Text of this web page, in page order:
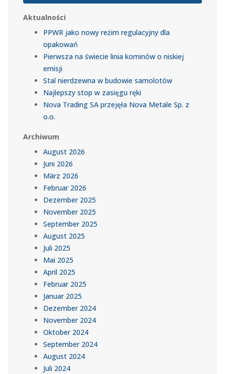
Aktualności
PPWR jako nowy reżim regulacyjny dla
opakowań
Pierwsza na świecie linia kominów o niskiej
emisji
Stal nierdzewna w budowie samolotów
Najlepszy stop w zasięgu ręki
Nova Trading SA przejęła Nova Metale Sp. z
o.o.
Archiwum
August 2026
Juni 2026
März 2026
Februar 2026
Dezember 2025
November 2025
September 2025
August 2025
Juli 2025
Mai 2025
April 2025
Februar 2025
Januar 2025
Dezember 2024
November 2024
Oktober 2024
September 2024
August 2024
Juli 2024